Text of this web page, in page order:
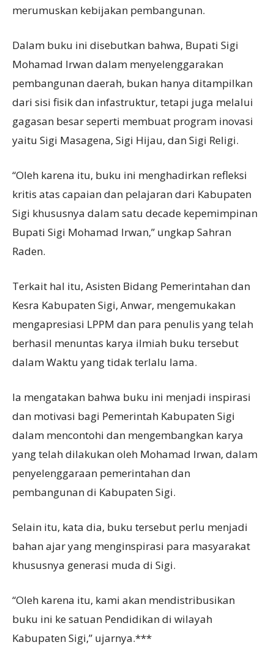
merumuskan kebijakan pembangunan.
Dalam buku ini disebutkan bahwa, Bupati Sigi
Mohamad Irwan dalam menyelenggarakan
pembangunan daerah, bukan hanya ditampilkan
dari sisi fisik dan infastruktur, tetapi juga melalui
gagasan besar seperti membuat program inovasi
yaitu Sigi Masagena, Sigi Hijau, dan Sigi Religi.
“Oleh karena itu, buku ini menghadirkan refleksi
kritis atas capaian dan pelajaran dari Kabupaten
Sigi khususnya dalam satu decade kepemimpinan
Bupati Sigi Mohamad Irwan,” ungkap Sahran
Raden.
Terkait hal itu, Asisten Bidang Pemerintahan dan
Kesra Kabupaten Sigi, Anwar, mengemukakan
mengapresiasi LPPM dan para penulis yang telah
berhasil menuntas karya ilmiah buku tersebut
dalam Waktu yang tidak terlalu lama.
Ia mengatakan bahwa buku ini menjadi inspirasi
dan motivasi bagi Pemerintah Kabupaten Sigi
dalam mencontohi dan mengembangkan karya
yang telah dilakukan oleh Mohamad Irwan, dalam
penyelenggaraan pemerintahan dan
pembangunan di Kabupaten Sigi.
Selain itu, kata dia, buku tersebut perlu menjadi
bahan ajar yang menginspirasi para masyarakat
khususnya generasi muda di Sigi.
“Oleh karena itu, kami akan mendistribusikan
buku ini ke satuan Pendidikan di wilayah
Kabupaten Sigi,” ujarnya.***